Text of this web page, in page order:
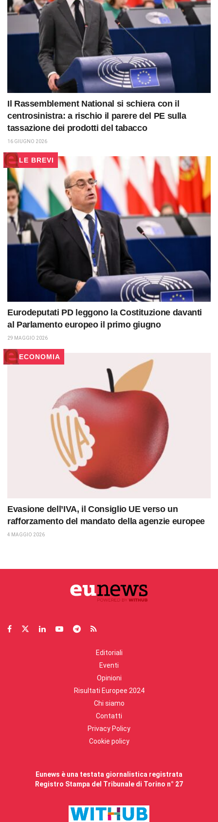
Il Rassemblement National si schiera con il
centrosinistra: a rischio il parere del PE sulla
tassazione dei prodotti del tabacco
16 GIUGNO 2026
LE BREVI
Eurodeputati PD leggono la Costituzione davanti
al Parlamento europeo il primo giugno
29 MAGGIO 2026
ECONOMIA
Evasione dell’IVA, il Consiglio UE verso un
rafforzamento del mandato della agenzie europee
4 MAGGIO 2026
Editoriali
Eventi
Opinioni
Risultati Europee 2024
Chi siamo
Contatti
Privacy Policy
Cookie policy
Eunews è una testata giornalistica registrata
Registro Stampa del Tribunale di Torino n° 27